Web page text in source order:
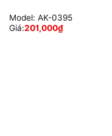
Model: AK-0395
Giá:201,000₫